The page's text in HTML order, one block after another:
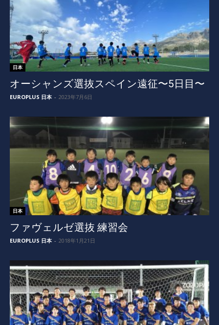
日本
オーシャンズ選抜スペイン遠征〜5日目〜
EUROPLUS 日本 - 2023年7月6日
日本
ファヴェルゼ選抜 練習会
EUROPLUS 日本 - 2018年1月21日